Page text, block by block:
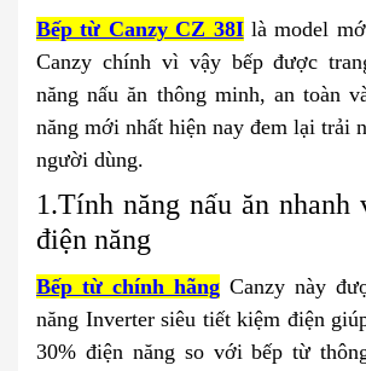
Bếp từ Canzy CZ 38Ilà model
Canzy chính vì vậy bếp được
năng nấu ăn thông minh, an toàn
năng mới nhất hiện nay đem lại trải
người dùng.
1.Tính năng nấu ăn nhanh
điện năng
Bếp từ chính hãng Canzy này
năng Inverter siêu tiết kiệm điện
30% điện năng so với bếp từ